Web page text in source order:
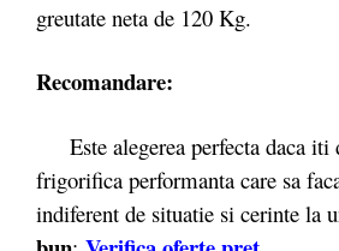
greutate neta de 120 Kg.
Recomandare:
Este alegerea perfecta daca iti
frigorifica performanta care sa
indiferent de situatie si cerinte la